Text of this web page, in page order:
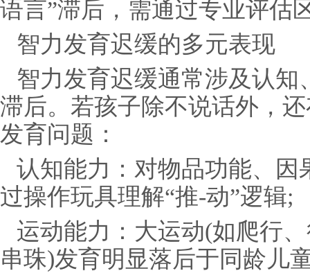
语言”滞后，需通过专业评估
智力发育迟缓的多元表现
智力发育迟缓通常涉及认
滞后。若孩子除不说话外，
发育问题：
认知能力：对物品功能、
过操作玩具理解“推-动”逻辑;
运动能力：大运动(如爬行
串珠)发育明显落后于同龄儿